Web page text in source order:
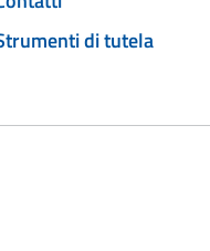
di tutela